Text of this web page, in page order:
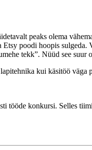
peaks olema
poodi hoopis
tekk”. Nüüd see suur
kui käsitöö
konkursi. Selles